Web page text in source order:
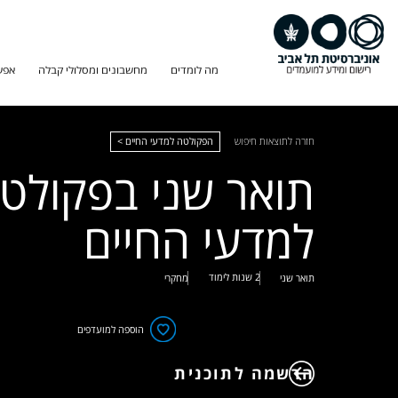
מה לומדים מחשבונים ומסלולי קבלה
חזרה לתוצאות חיפוש הפקולטה למדעי החיים >
תואר שני
למדעי החיים
תואר שני 2 שנות לימוד מחקרי
הוספה למועדפים
הרשמה לתוכנית